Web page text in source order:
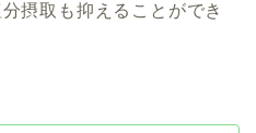
摂取も抑えることができ